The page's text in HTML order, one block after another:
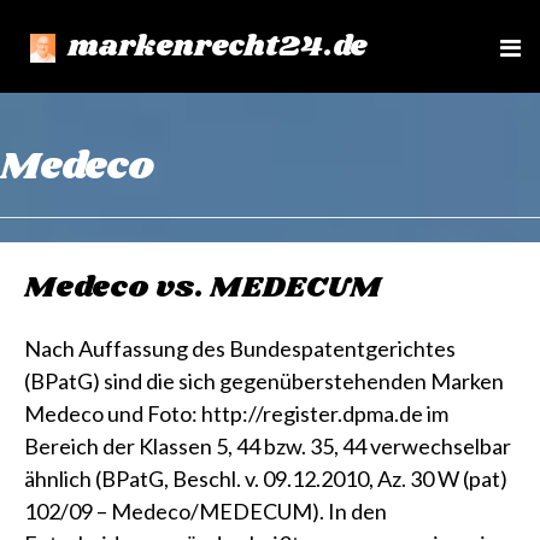
markenrecht24.de
e
Medeco
Medeco vs. MEDECUM
Nach Auffassung des Bundespatentgerichtes
(BPatG) sind die sich gegenüberstehenden Marken
Medeco und Foto: http://register.dpma.de im
Bereich der Klassen 5, 44 bzw. 35, 44 verwechselbar
ähnlich (BPatG, Beschl. v. 09.12.2010, Az. 30 W (pat)
102/09 – Medeco/MEDECUM). In den